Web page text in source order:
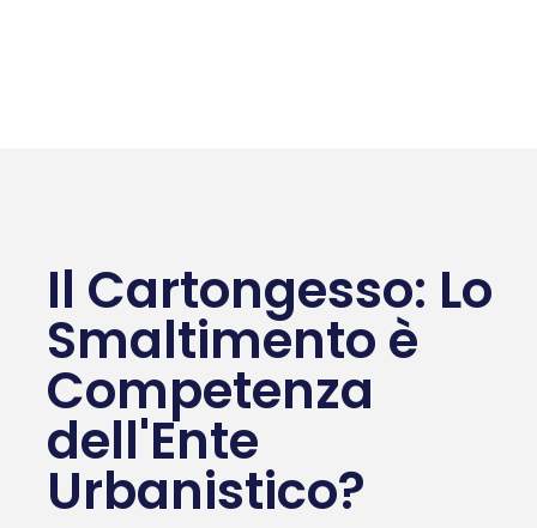
Il Cartongesso: Lo
Smaltimento è
Competenza
dell'Ente
Urbanistico?